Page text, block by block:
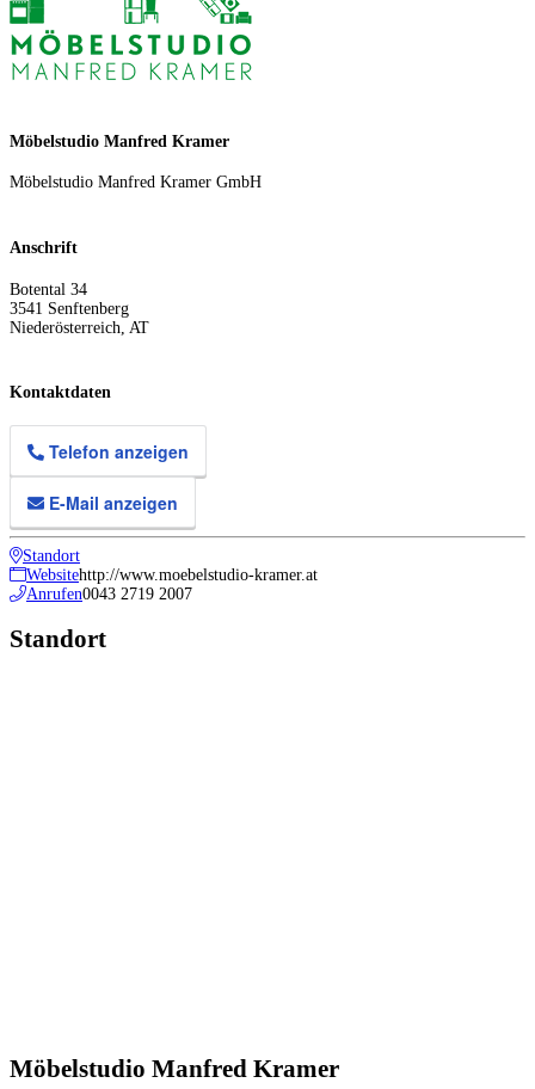
Möbelstudio Manfred Kramer
Möbelstudio Manfred Kramer GmbH
Anschrift
Botental 34
3541 Senftenberg
Niederösterreich AT
Kontaktdaten
Telefon anzeigen
E-Mail anzeigen
Standort
Websitehttp://www.moebelstudio-kramer.at
Anrufen0043 2719 2007
Standort
Möbelstudio Manfred Kramer